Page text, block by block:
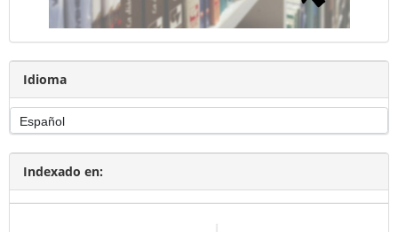
Idioma
Indexado en: